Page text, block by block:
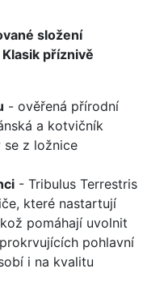
složení
příznivě
- ověřená přírodní
a kotvičník
se z ložnice
- Tribulus Terrestris
které nastartují
pomáhají uvolnit
pohlavní
i na kvalitu